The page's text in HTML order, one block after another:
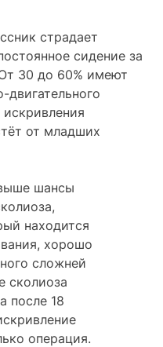
страдает
сидение за
30 до 60% имеют
искривления
от младших
шансы
находится
хорошо
сложней
сколиоза
после 18
операция.